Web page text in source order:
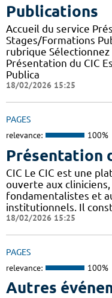
Publications
Accueil du service
Stages/Formations
rubrique
Présentation du CIC
Publica
18/02/2026 15:25
PAGES
relevance: 100%
Présentation
CIC Le CIC est une
ouverte aux
fondamentalistes et
institutionnels. Il
18/02/2026 15:25
PAGES
relevance: 100%
Autres